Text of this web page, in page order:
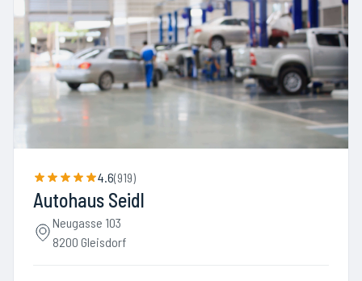
4.6(919)
Autohaus Seidl
Neugasse 103
8200 Gleisdorf